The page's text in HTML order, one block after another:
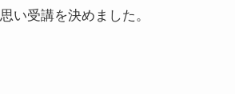
い受講を決めました。